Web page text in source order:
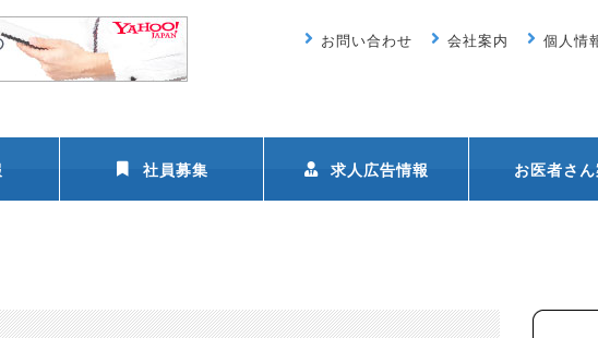
お問い合わせ 会社案内 個人情
社員募集 求人広告情報 お医者さ